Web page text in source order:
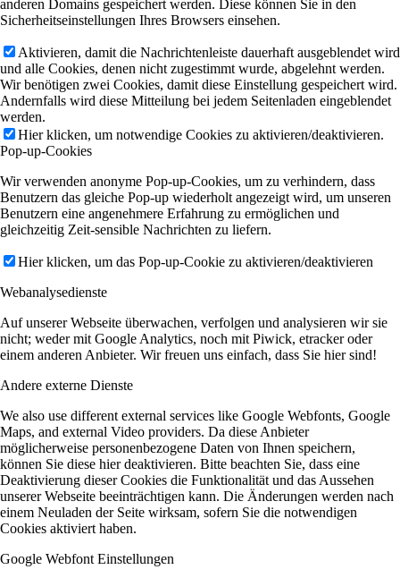
anderen Domains gespeichert werden. Diese können Sie in den
Sicherheitseinstellungen Ihres Browsers einsehen.
Aktivieren, damit die Nachrichtenleiste dauerhaft ausgeblendet wird
und alle Cookies, denen nicht zugestimmt wurde, abgelehnt werden.
Wir benötigen zwei Cookies, damit diese Einstellung gespeichert wird.
Andernfalls wird diese Mitteilung bei jedem Seitenladen eingeblendet
werden.
Hier klicken, um notwendige Cookies zu aktivieren/deaktivieren.
Pop-up-Cookies
Wir verwenden anonyme Pop-up-Cookies, um zu verhindern, dass
Benutzern das gleiche Pop-up wiederholt angezeigt wird, um unseren
Benutzern eine angenehmere Erfahrung zu ermöglichen und
gleichzeitig Zeit-sensible Nachrichten zu liefern.
Hier klicken, um das Pop-up-Cookie zu aktivieren/deaktivieren
Webanalysedienste
Auf unserer Webseite überwachen, verfolgen und analysieren wir sie
nicht; weder mit Google Analytics, noch mit Piwick, etracker oder
einem anderen Anbieter. Wir freuen uns einfach, dass Sie hier sind!
Andere externe Dienste
We also use different external services like Google Webfonts, Google
Maps, and external Video providers. Da diese Anbieter
möglicherweise personenbezogene Daten von Ihnen speichern,
können Sie diese hier deaktivieren. Bitte beachten Sie, dass eine
Deaktivierung dieser Cookies die Funktionalität und das Aussehen
unserer Webseite beeinträchtigen kann. Die Änderungen werden nach
einem Neuladen der Seite wirksam, sofern Sie die notwendigen
Cookies aktiviert haben.
Google Webfont Einstellungen